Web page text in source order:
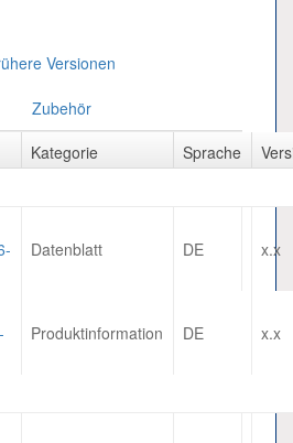
Versionen
Zubehör
Kategorie Sprache
Datenblatt DE x.x
Produktinformation DE x.x